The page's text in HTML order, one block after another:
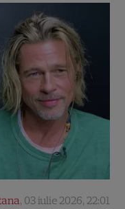
, 03 iulie 2026, 22:01